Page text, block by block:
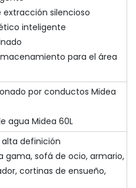
extracción silencioso
inteligente
para el área
por conductos Midea
agua Midea 60L
definición
gama, sofá de ocio, armario,
cortinas de ensueño,